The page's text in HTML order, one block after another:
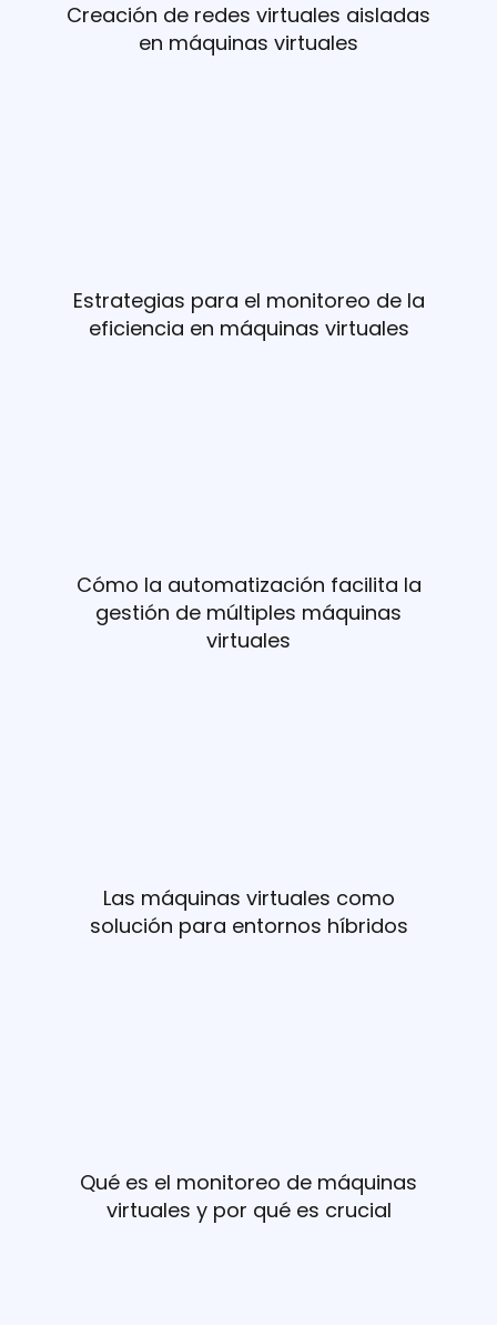
Creación de redes virtuales aisladas
en máquinas virtuales
Estrategias para el monitoreo de la
eficiencia en máquinas virtuales
Cómo la automatización facilita la
gestión de múltiples máquinas
virtuales
Las máquinas virtuales como
solución para entornos híbridos
Qué es el monitoreo de máquinas
virtuales y por qué es crucial